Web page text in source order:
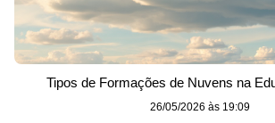
Tipos de Formações de Nuvens na
26/05/2026 às 19:09